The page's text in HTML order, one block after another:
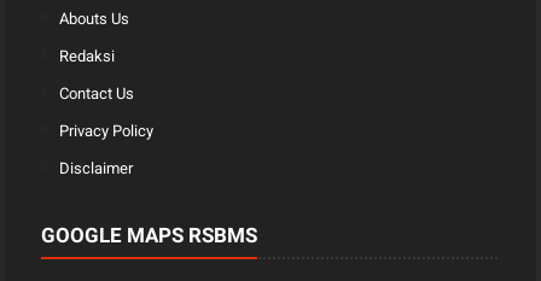
Abouts Us
Redaksi
Contact Us
Privacy Policy
Disclaimer
GOOGLE MAPS RSBMS